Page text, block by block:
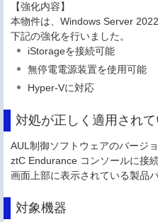
【強化内容】
本物件は、Windows Server
下記の強化を行いました。
iStorageを接続可能
無停電電源装置を使用可能
Hyper-Vに対応
対処が正しく適用され
AUL制御ソフトウェアのバージ
ztC Endurance コンソールに接
画面上部に表示されている製品
対象機器